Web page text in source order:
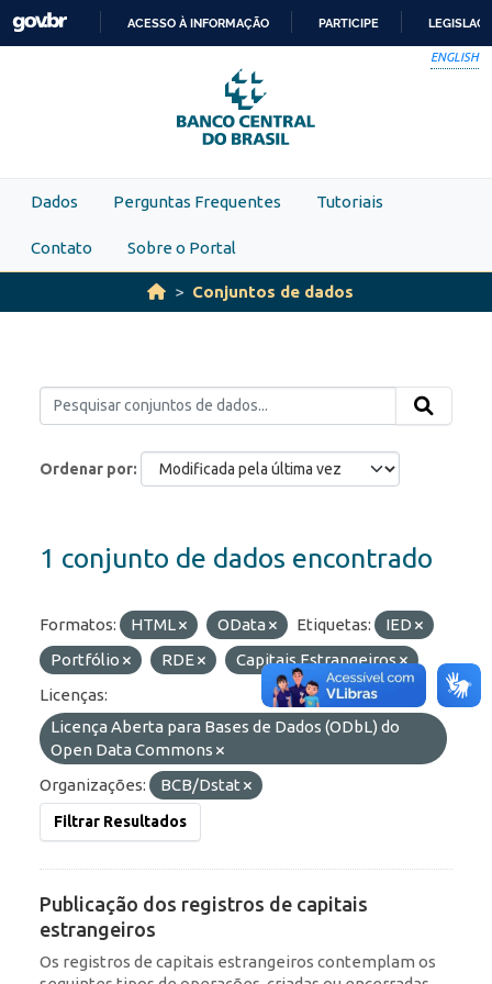
Skip to main content
PARA
O
CONTEÚDO
ACESSO À INFORMAÇÃO PARTICIPE
ENGLISH
Dados Perguntas Frequentes Tutoriais
Contato Sobre o Portal
Conjuntos de dados
Ordenar por
1 conjunto de dados encontrado
Formatos: HTML OData Etiquetas:
IED
Portfólio
RDE
Capitais Estrangeiros
Licenças:
Licença Aberta para Bases de Dados (ODbL) do
Open Data Commons
Organizações:
BCB/Dstat
Filtrar Resultados
Publicação dos registros de capitais
estrangeiros
Os registros de capitais estrangeiros contemplam os